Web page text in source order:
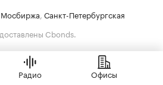
Мосбиржа Санкт-Петербургская
Cbonds.
Радио Офисы